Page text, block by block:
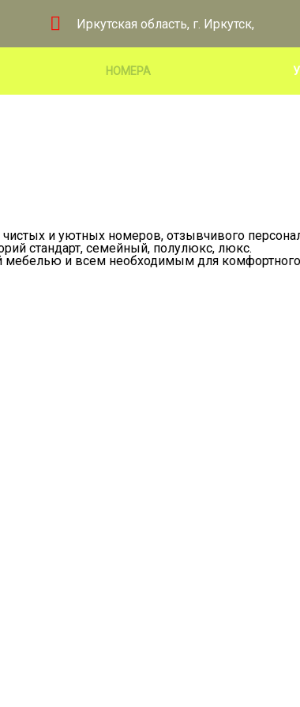
Иркутская область, г. Иркутск,
НОМЕРА
и уютных номеров, отзывчивого
стандарт, семейный, полулюкс, люкс.
и всем необходимым для комфортного